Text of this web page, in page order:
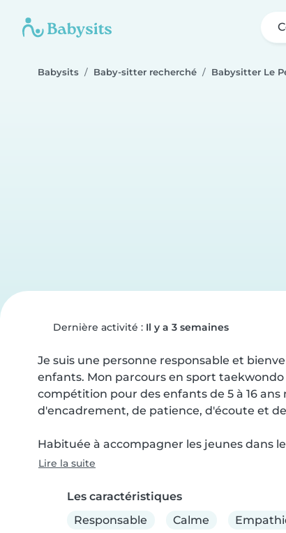
Babysits Baby-sitter recherché Babysitter Le
Dernière activité : Il y a 3 semaines
Je suis une personne responsable et
enfants. Mon parcours en sport
compétition pour des enfants de 5 à 16
d'encadrement, de patience, d'écoute et
Habituée à accompagner les jeunes dans
Lire la suite
Les caractéristiques
Responsable
Calme